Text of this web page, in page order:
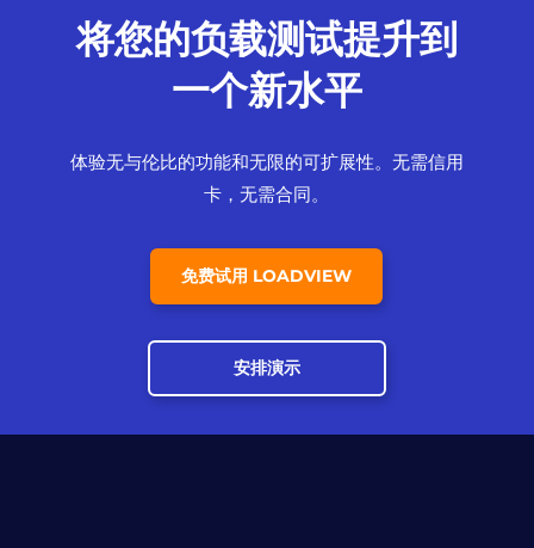
将您的负载测试提升到
一个新水平
体验无与伦比的功能和无限的可扩展性。无需信用
卡，无需合同。
免费试用 LOADVIEW
安排演示